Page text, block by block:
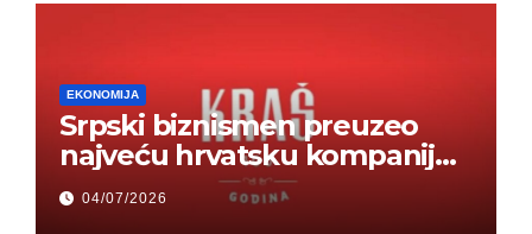
EKONOMIJA
Srpski biznismen preuzeo
najveću hrvatsku kompaniju i
ponos zemlje – Hrvati ne
mogu da veruju
04/07/2026